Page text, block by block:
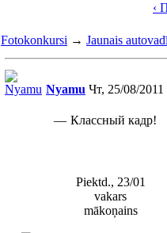
‹
Fotokonkursi → Jaunais
Nyamu Чт, 25/08/2011
— Классный кадр!
Piektd., 23/01
vakars
mākoņains